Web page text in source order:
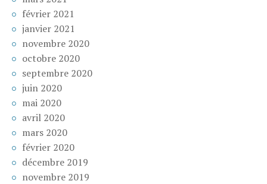
février 2021
janvier 2021
novembre 2020
octobre 2020
septembre 2020
juin 2020
mai 2020
avril 2020
mars 2020
février 2020
décembre 2019
novembre 2019